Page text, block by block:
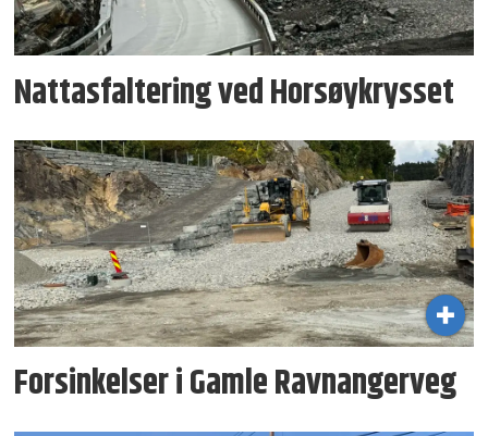
Nattasfaltering ved Horsøykrysset
Forsinkelser i Gamle Ravnangerveg